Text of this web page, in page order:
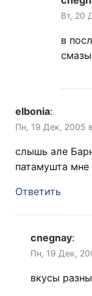
Вт, 20
в
elbonia:
Пн, 19 Дек, 2005
слышь але
патамушта
Ответить
cnegnay:
Пн, 19 Дек,
вкусы